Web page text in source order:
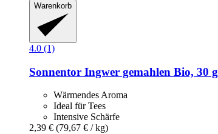
Warenkorb
4.0 (1)
Sonnentor Ingwer gemahlen Bio, 30 g
Wärmendes Aroma
Ideal für Tees
Intensive Schärfe
2,39 € (79,67 € / kg)